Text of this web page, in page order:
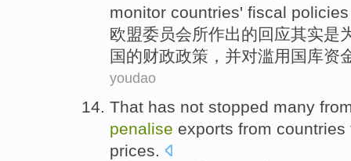
monitor countries' fiscal policies
欧盟委员会所作出的回应其实是
国的财政政策 ， 并对滥用国库资
youdao
That has not stopped many
penalise exports from countries
prices.